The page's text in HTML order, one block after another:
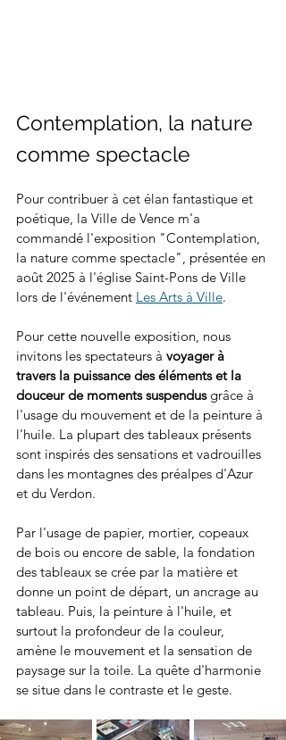
Contemplation, la nature
comme spectacle
Pour contribuer à cet élan fantastique et
poétique, la Ville de Vence m'a
commandé l'exposition "Contemplation,
la nature comme spectacle", présentée en
août 2025 à l'église Saint-Pons de Ville
lors de l'événement Les Arts à Ville.
Pour cette nouvelle exposition, nous
invitons les spectateurs à voyager à
travers la puissance des éléments et la
douceur de moments suspendus grâce à
l'usage du mouvement et de la peinture à
l'huile. La plupart des tableaux présents
sont inspirés des sensations et vadrouilles
dans les montagnes des préalpes d'Azur
et du Verdon.
Par l'usage de papier, mortier, copeaux
de bois ou encore de sable, la fondation
des tableaux se crée par la matière et
donne un point de départ, un ancrage au
tableau. Puis, la peinture à l'huile, et
surtout la profondeur de la couleur,
amène le mouvement et la sensation de
paysage sur la toile. La quête d'harmonie
se situe dans le contraste et le geste.